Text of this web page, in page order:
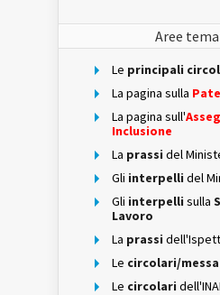
Aree
Le principali
La pagina sulla
La pagina sull'
Inclusione
La prassi del
Gli interpelli del
Gli interpelli sulla
Lavoro
La prassi
Le circolari/
Le circolari